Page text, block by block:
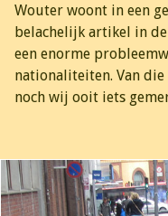
Wouter woont in een
belachelijk artikel in de
een enorme
nationaliteiten. Van
noch wij ooit iets